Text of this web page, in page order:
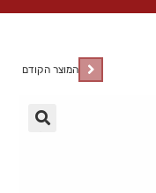
המוצר הקודם